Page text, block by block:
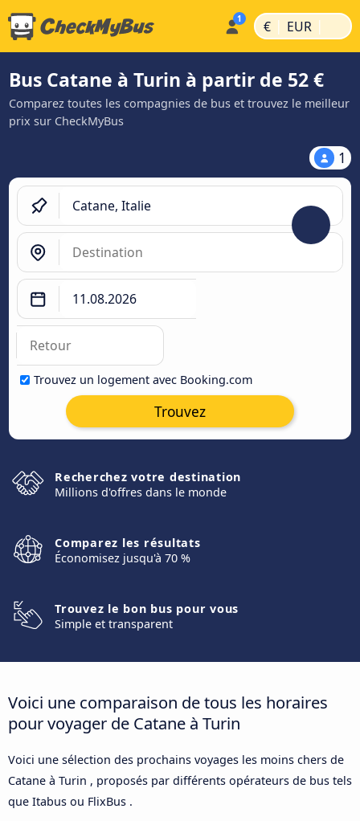
€ | EUR |
Bus Catane à Turin à partir de 52 €
Comparez toutes les compagnies de bus et trouvez le meilleur
prix sur CheckMyBus
1
Trouvez un logement avec Booking.com
Trouvez
Recherchez votre destination
Millions d'offres dans le monde
Comparez les résultats
Économisez jusqu'à 70 %
Trouvez le bon bus pour vous
Simple et transparent
Voici une comparaison de tous les horaires
pour voyager de Catane à Turin
Voici une sélection des prochains voyages les moins chers de
Catane à Turin , proposés par différents opérateurs de bus tels
que Itabus ou FlixBus .